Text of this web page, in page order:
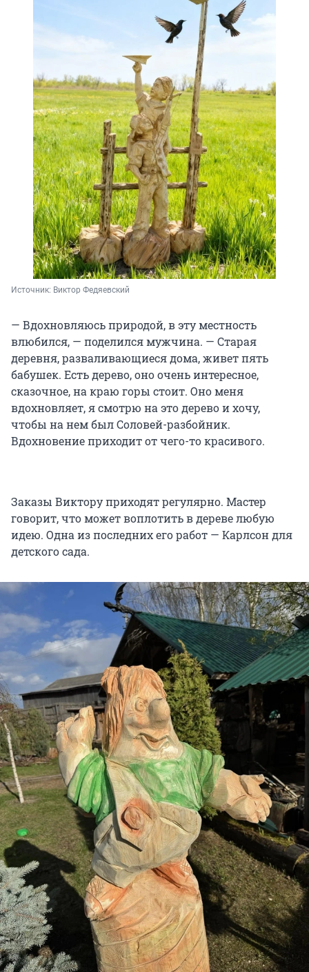
Источник: Виктор Федяевский
— Вдохновляюсь природой, в эту местность
влюбился, — поделился мужчина. — Старая
деревня, разваливающиеся дома, живет пять
бабушек. Есть дерево, оно очень интересное,
сказочное, на краю горы стоит. Оно меня
вдохновляет, я смотрю на это дерево и хочу,
чтобы на нем был Соловей-разбойник.
Вдохновение приходит от чего-то красивого.
Заказы Виктору приходят регулярно. Мастер
говорит, что может воплотить в дереве любую
идею. Одна из последних его работ — Карлсон для
детского сада.